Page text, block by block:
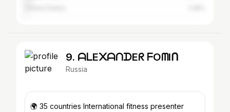
9. ᗩᒪE᙭ᗩᑎᗪEᖇ ᖴOᗰIᑎ
Russia
🌍 35 countries International fitness presenter